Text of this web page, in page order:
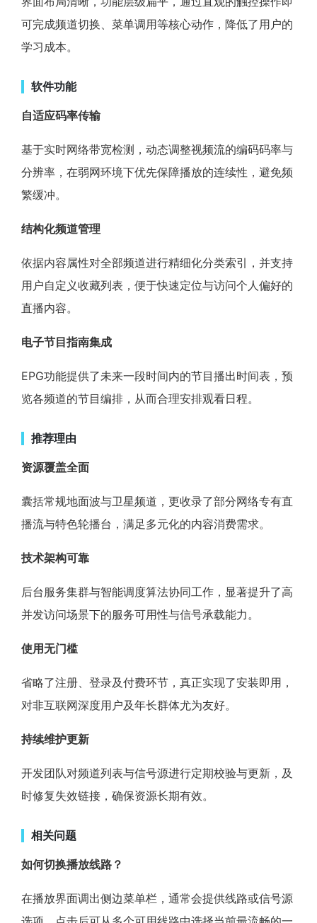
可完成频道切换、菜单调用等核心动作，降低了用户的
学习成本。
软件功能
自适应码率传输
基于实时网络带宽检测，动态调整视频流的编码码率与
分辨率，在弱网环境下优先保障播放的连续性，避免频
繁缓冲。
结构化频道管理
依据内容属性对全部频道进行精细化分类索引，并支持
用户自定义收藏列表，便于快速定位与访问个人偏好的
直播内容。
电子节目指南集成
EPG功能提供了未来一段时间内的节目播出时间表，预
览各频道的节目编排，从而合理安排观看日程。
推荐理由
资源覆盖全面
囊括常规地面波与卫星频道，更收录了部分网络专有直
播流与特色轮播台，满足多元化的内容消费需求。
技术架构可靠
后台服务集群与智能调度算法协同工作，显著提升了高
并发访问场景下的服务可用性与信号承载能力。
使用无门槛
省略了注册、登录及付费环节，真正实现了安装即用，
对非互联网深度用户及年长群体尤为友好。
持续维护更新
开发团队对频道列表与信号源进行定期校验与更新，及
时修复失效链接，确保资源长期有效。
相关问题
如何切换播放线路？
在播放界面调出侧边菜单栏，通常会提供线路或信号源